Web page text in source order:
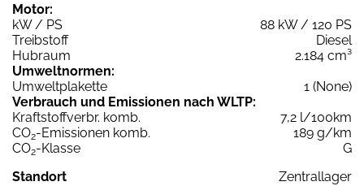
Motor:
kW / PS
88 kW / 120 PS
Treibstoff
Diesel
Hubraum
2.184 cm³
Umweltnormen:
Umweltplakette
1 (None)
Verbrauch und Emissionen nach WLTP:
Kraftstoffverbr. komb.
7,2 l/100km
CO2-Emissionen komb.
189 g/km
CO2-Klasse
G
Standort
Zentrallager